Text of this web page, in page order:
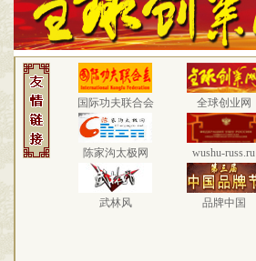
国际功夫联合会 全球创业网
陈家沟太极网 wushu-russ.ru
武林风 品牌中国